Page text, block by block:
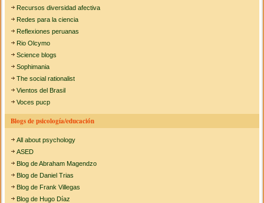
Recursos diversidad afectiva
Redes para la ciencia
Reflexiones peruanas
Rio Olcymo
Science blogs
Sophimania
The social rationalist
Vientos del Brasil
Voces pucp
Blogs de psicología/educación
All about psychology
ASED
Blog de Abraham Magendzo
Blog de Daniel Trias
Blog de Frank Villegas
Blog de Hugo Díaz